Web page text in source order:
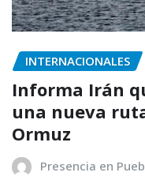
INTERNACIONALES
Informa Irán
una nueva
Ormuz
Presencia en